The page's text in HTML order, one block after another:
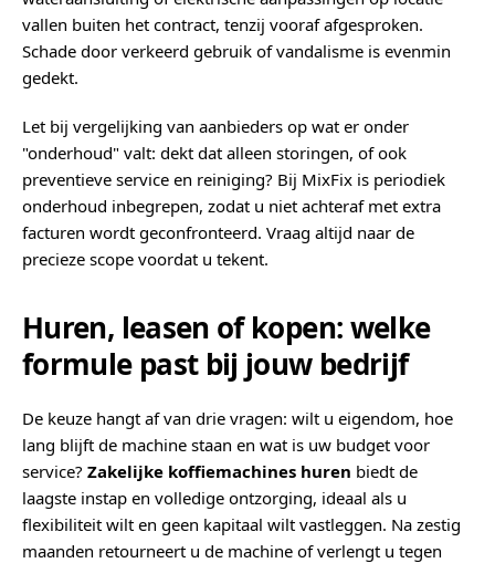
vallen buiten het contract, tenzij vooraf afgesproken.
Schade door verkeerd gebruik of vandalisme is evenmin
gedekt.
Let bij vergelijking van aanbieders op wat er onder
"onderhoud" valt: dekt dat alleen storingen, of ook
preventieve service en reiniging? Bij MixFix is periodiek
onderhoud inbegrepen, zodat u niet achteraf met extra
facturen wordt geconfronteerd. Vraag altijd naar de
precieze scope voordat u tekent.
Huren, leasen of kopen: welke
formule past bij jouw bedrijf
De keuze hangt af van drie vragen: wilt u eigendom, hoe
lang blijft de machine staan en wat is uw budget voor
service? Zakelijke koffiemachines huren biedt de
laagste instap en volledige ontzorging, ideaal als u
flexibiliteit wilt en geen kapitaal wilt vastleggen. Na zestig
maanden retourneert u de machine of verlengt u tegen